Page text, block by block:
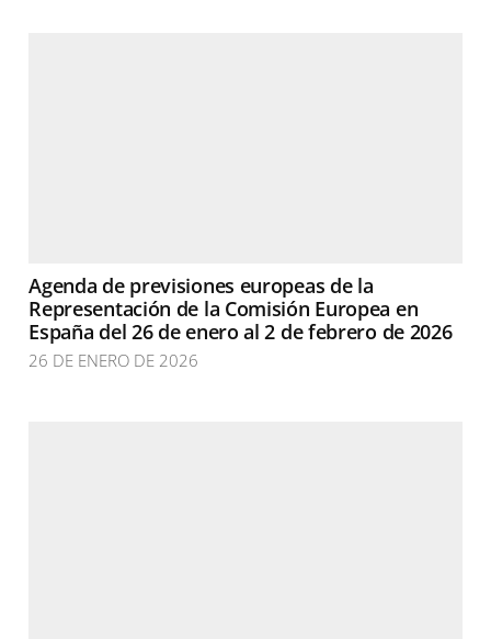
Agenda de previsiones europeas de la
Representación de la Comisión Europea en
España del 26 de enero al 2 de febrero de 2026
26 DE ENERO DE 2026